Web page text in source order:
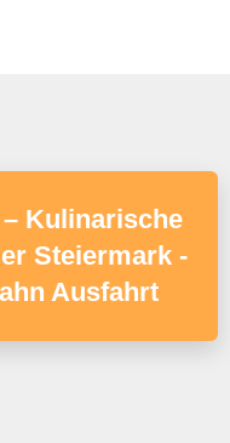
– Kulinarische
Steiermark -
Ausfahrt